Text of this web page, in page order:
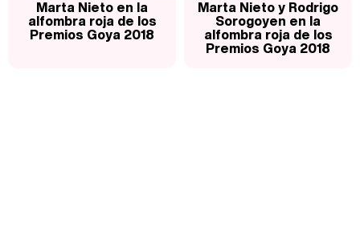
Marta Nieto en la
alfombra roja de los
Premios Goya 2018
Marta Nieto y Rodrigo
Sorogoyen en la
alfombra roja de los
Premios Goya 2018